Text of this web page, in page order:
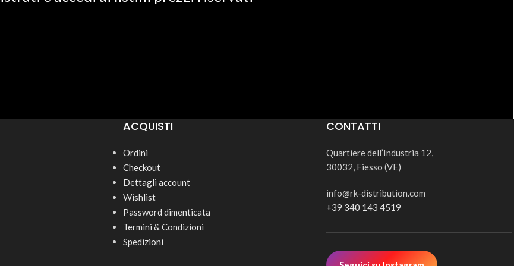
ACQUISTI
Ordini
Checkout
Dettagli account
Wishlist
Password dimenticata
Termini & Condizioni
Spedizioni
CONTATTI
Quartiere dell’Industria 12,
30032, Fiesso (VE)
info@rk-distribution.com
+39 340 143 4519